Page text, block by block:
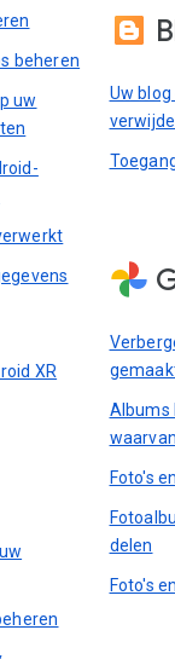
beheren
uw
XR
Uw
Albums
Foto's
delen
Foto's